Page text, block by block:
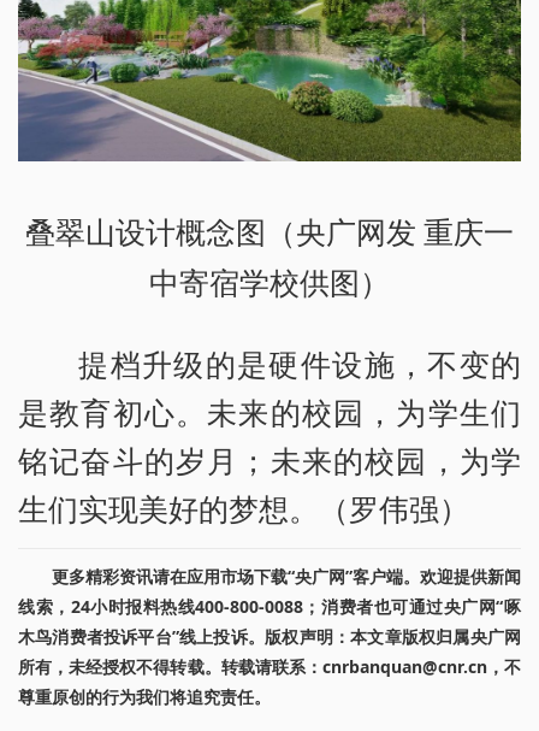
叠翠山设计概念图（央广网发 重庆一
中寄宿学校供图）
提档升级的是硬件设施，不变的
是教育初心。未来的校园，为学生们
铭记奋斗的岁月；未来的校园，为学
生们实现美好的梦想。（罗伟强）
更多精彩资讯请在应用市场下载“央广网”客户端。欢迎提供新闻
线索，24小时报料热线400-800-0088；消费者也可通过央广网“啄
木鸟消费者投诉平台”线上投诉。版权声明：本文章版权归属央广网
所有，未经授权不得转载。转载请联系：cnrbanquan@cnr.cn，不
尊重原创的行为我们将追究责任。